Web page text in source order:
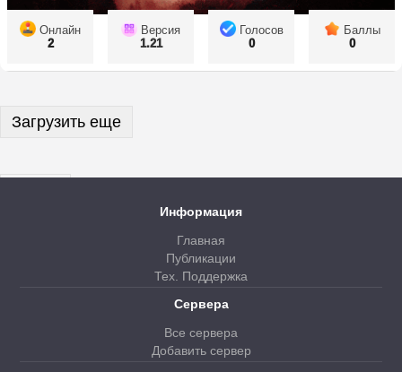
Онлайн
2
Версия
1.21
Голосов
0
Баллы
0
Загрузить еще
Информация
Главная
Публикации
Тех. Поддержка
Сервера
Все сервера
Добавить сервер